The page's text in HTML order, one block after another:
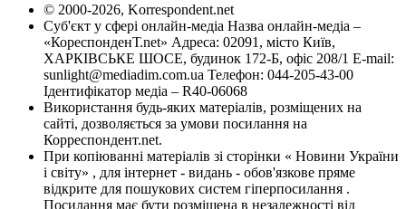
© 2000-2026, Korrespondent.net
Суб'єкт у сфері онлайн-медіа Назва онлайн-медіа –
«КореспонденТ.net» Адреса: 02091, місто Київ,
ХАРКІВСЬКЕ ШОСЕ, будинок 172-Б, офіс 208/1 E-mail:
sunlight@mediadim.com.ua Телефон: 044-205-43-00
Ідентифікатор медіа – R40-06068
Використання будь-яких матеріалів, розміщених на
сайті, дозволяється за умови посилання на
Корреспондент.net.
При копіюванні матеріалів зі сторінки « Новини України
і світу» , для інтернет - видань - обов'язкове пряме
відкрите для пошукових систем гіперпосилання .
Посилання має бути розміщена в незалежності від